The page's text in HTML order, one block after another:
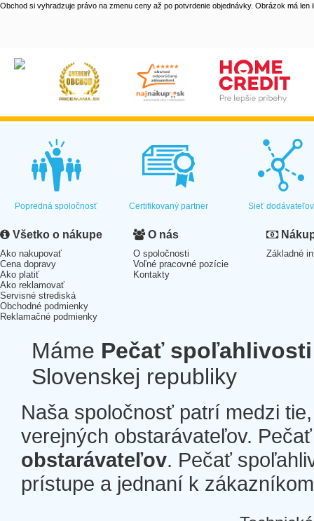
Obchod si vyhradzuje právo na zmenu ceny až po potvrdenie objednávky. Obrázok má len
Popredná spoločnosť Certifikovaný partner Sieť dodávateľov
Všetko o nákupe
Ako nakupovať
Cena dopravy
Ako platiť
Ako reklamovať
Servisné strediská
Obchodné podmienky
Reklamačné podmienky
O nás
O spoločnosti
Voľné pracovné pozície
Kontakty
Základné
Máme Pečať spoľahlivosti
Slovenskej republiky
Naša spoločnosť patrí medzi
verejných obstarávateľov.
obstarávateľov. Pečať
prístupe a jednaní k